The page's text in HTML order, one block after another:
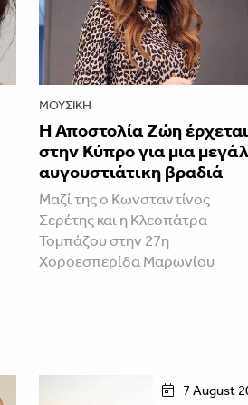
ΜΟΥΣΙΚΉ
Η Αποστολία Ζώη έρχεται
στην Κύπρο για μια
αυγουστιάτικη βραδιά
Μαζί της ο Κωνσταντίνος
Σερέτης και η Κλεοπάτρα
Τομπάζου στην 27η
Χοροεσπερίδα Μαρωνίου
7 August